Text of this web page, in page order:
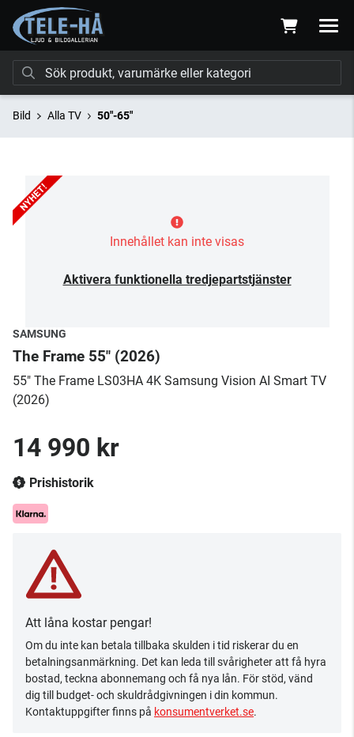
Bild Alla TV 50"-65"
Innehållet kan inte visas
Aktivera funktionella tredjepartstjänster
SAMSUNG
The Frame 55" (2026)
55" The Frame LS03HA 4K Samsung Vision AI Smart TV
(2026)
14 990 kr
Prishistorik
Att låna kostar pengar!
Om du inte kan betala tillbaka skulden i tid riskerar du en
betalningsanmärkning. Det kan leda till svårigheter att få hyra
bostad, teckna abonnemang och få nya lån. För stöd, vänd
dig till budget- och skuldrådgivningen i din kommun.
Kontaktuppgifter finns på konsumentverket.se.